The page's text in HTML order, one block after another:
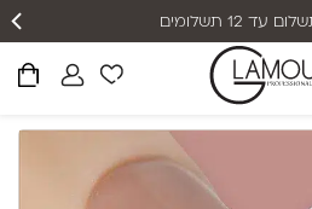
12 תשלומים